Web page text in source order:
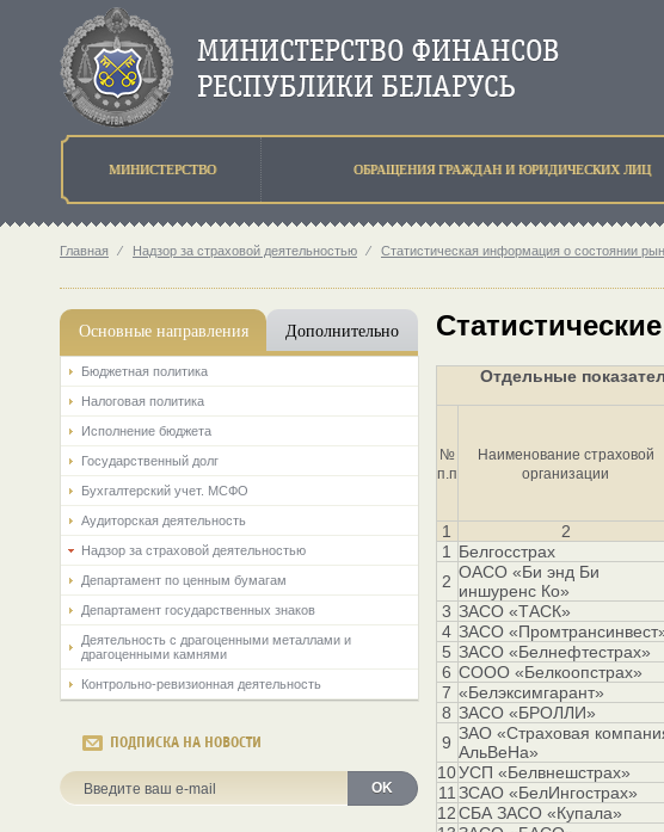
МИНИСТЕРСТВО ОБРАЩЕНИЯ ГРАЖДАН И ЮРИДИЧЕСКИХ ЛИЦ
Главная ⁄ Надзор за страховой деятельностью ⁄ Статистическая информация о состоянии
Основные направления Дополнительно
Бюджетная политика
Налоговая политика
Исполнение бюджета
Государственный долг
Бухгалтерский учет. МСФО
Аудиторская деятельность
Надзор за страховой деятельностью
Департамент по ценным бумагам
Департамент государственных знаков
Деятельность с драгоценными металлами и
драгоценными камнями
Контрольно-ревизионная деятельность
ПОДПИСКА НА НОВОСТИ
OK
Отдельные
№
п.п
Наименование страховой
организации
1 2
1
Белгосстрах
2 ОАСО «Би энд Би
иншуренс Ко»
3 ЗАСО «ТАСК»
4 ЗАСО
5 ЗАСО «Белнефтестрах»
6 СООО «Белкоопстрах»
7 «Белэксимгарант»
8 ЗАСО «БРОЛЛИ»
9 ЗАО «Страховая
АльВеНа»
10УСП «Белвнешстрах»
11 ЗСАО «БелИнгострах»
12СБА ЗАСО «Купала»